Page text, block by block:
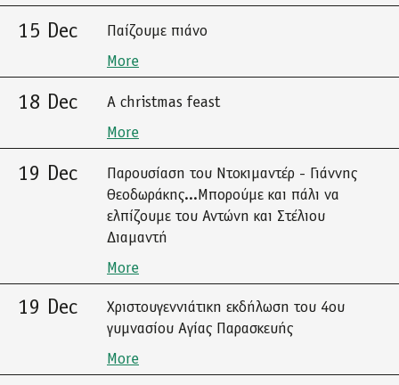
15 Dec
Παίζουμε πιάνο
More
18 Dec
A christmas feast
More
19 Dec
Παρουσίαση του Ντοκιμαντέρ - Γιάννης
Θεοδωράκης...Μπορούμε και πάλι να
ελπίζουμε του Αντώνη και Στέλιου
Διαμαντή
More
19 Dec
Χριστουγεννιάτικη εκδήλωση του 4ου
γυμνασίου Αγίας Παρασκευής
More